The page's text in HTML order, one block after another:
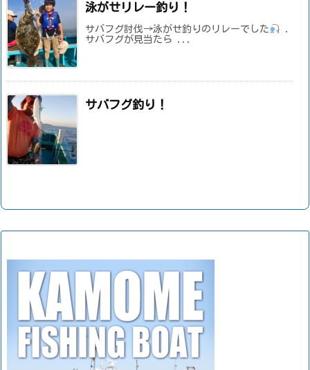
泳がせリレー釣り！
サバフグ討伐→泳がせ釣りのリレーでした
.
サバフグが見当たら ...
サバフグ釣り！